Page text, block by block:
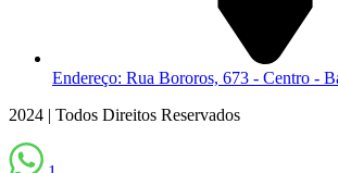
Endereço: Rua Bororos, 673 - Centro -
2024 | Todos Direitos Reservados